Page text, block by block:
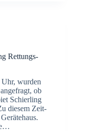
Ret­tungs­
wur­den
ob
Schier­ling
die­sem Zeit­